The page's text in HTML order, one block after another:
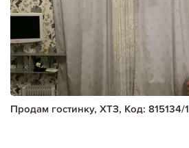
Продам гостинку, ХТЗ, Код: 815134/1